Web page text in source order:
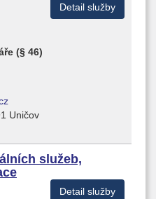
Detail služby
(§ 46)
Uničov
služeb,
Detail služby